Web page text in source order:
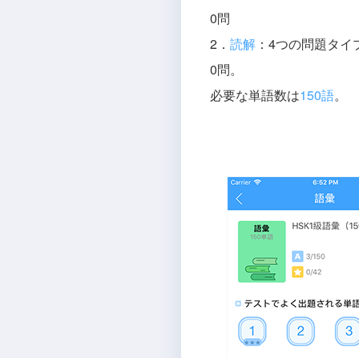
0問
2． 読解 ：4つの問題タ
0問。
必要な単語数は150語。